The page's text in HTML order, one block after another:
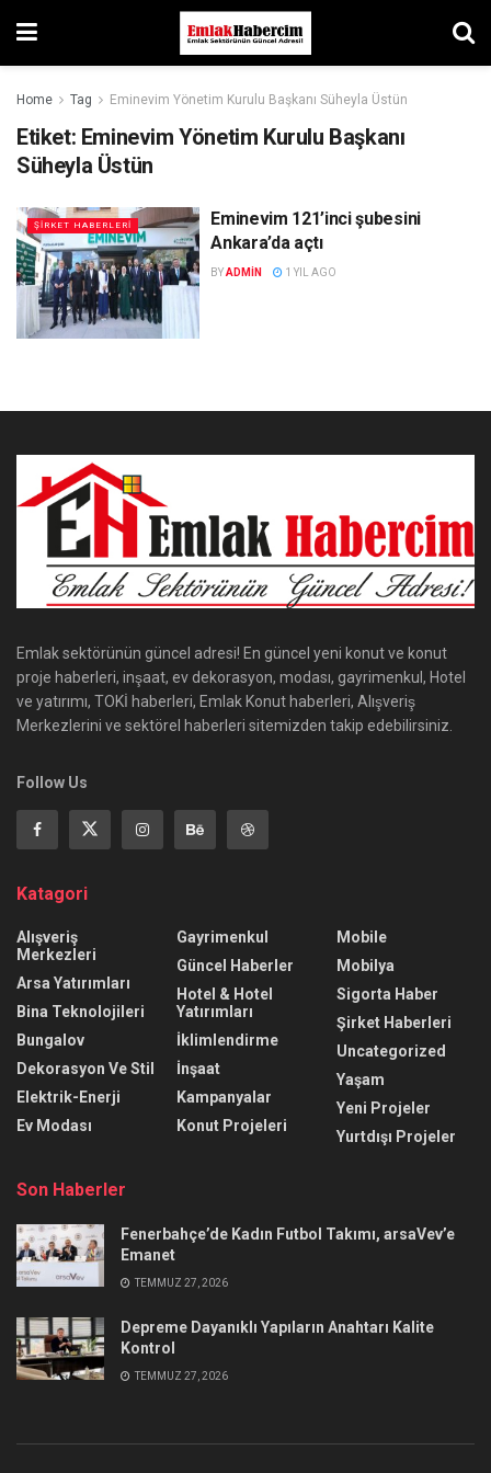
Home Tag Eminevim Yönetim Kurulu Başkanı Süheyla Üstün
Etiket: Eminevim Yönetim Kurulu Başkanı
Süheyla Üstün
ŞIRKET HABERLERI
Eminevim 121’inci şubesini
Ankara’da açtı
BYADMIN 1 YIL AGO
Emlak sektörünün güncel adresi! En güncel yeni konut ve konut
proje haberleri, inşaat, ev dekorasyon, modası, gayrimenkul, Hotel
ve yatırımı, TOKİ haberleri, Emlak Konut haberleri, Alışveriş
Merkezlerini ve sektörel haberleri sitemizden takip edebilirsiniz.
Follow Us
Katagori
Alışveriş
Merkezleri
Arsa Yatırımları
Bina Teknolojileri
Bungalov
Dekorasyon Ve Stil
Elektrik-Enerji
Ev Modası
Gayrimenkul
Güncel Haberler
Hotel & Hotel
Yatırımları
İklimlendirme
İnşaat
Kampanyalar
Konut Projeleri
Mobile
Mobilya
Sigorta Haber
Şirket Haberleri
Uncategorized
Yaşam
Yeni Projeler
Yurtdışı Projeler
Son Haberler
Fenerbahçe’de Kadın Futbol Takımı, arsaVev’e
Emanet
TEMMUZ 27, 2026
Depreme Dayanıklı Yapıların Anahtarı Kalite
Kontrol
TEMMUZ 27, 2026